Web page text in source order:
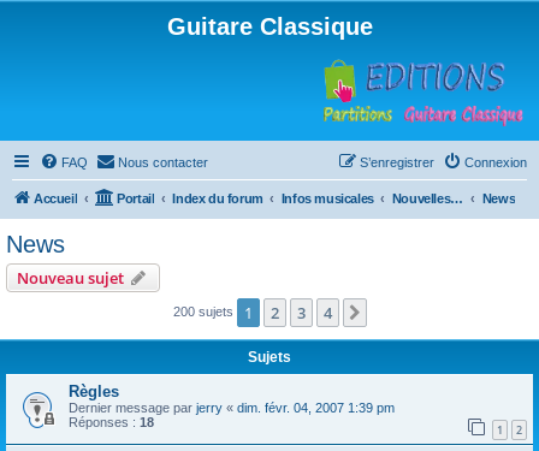
Guitare Classique
FAQ Nous contacter Connexion
S’enregistrer
Accueil Portail Index du forum Infos musicales Nouvelles de toutes sortes, concerts, partitions… News
News
Nouveau sujet
200 sujets 1 2 3 4
Sujets
Règles
Dernier message par jerry « dim. févr. 04, 2007 1:39 pm
Réponses : 18 1 2